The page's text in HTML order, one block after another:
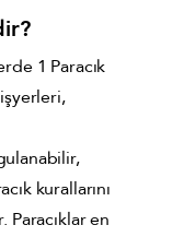
1 Paracık
kurallarını
en